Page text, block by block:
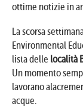
ottime notizie in
La scorsa
Environmental
lista delle località
Un momento
lavorano
acque.